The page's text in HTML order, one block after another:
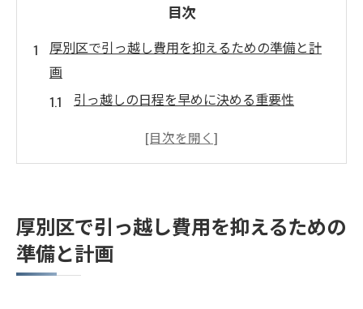
目次
厚別区で引っ越し費用を抑えるための準備と計
画
引っ越しの日程を早めに決める重要性
引っ越しに必要な資材を賢く調達する方法
引っ越しの見積もりを複数業者から取り寄
せる
厚別区で引っ越し費用を抑えるための
準備と計画